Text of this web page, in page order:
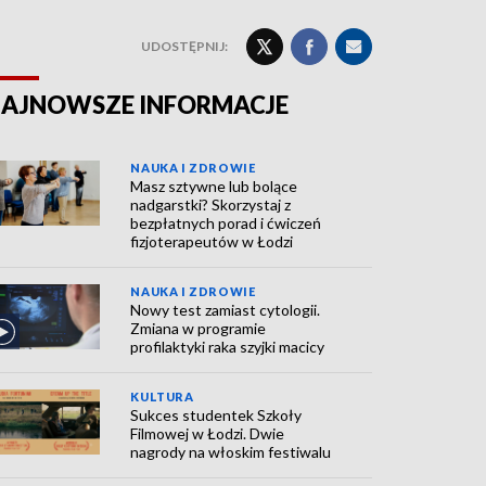
UDOSTĘPNIJ:
INFORMACJE
NAUKA I ZDROWIE
Masz sztywne lub bolące
nadgarstki? Skorzystaj z
bezpłatnych porad i ćwiczeń
fizjoterapeutów w Łodzi
NAUKA I ZDROWIE
Nowy test zamiast cytologii.
Zmiana w programie
profilaktyki raka szyjki macicy
KULTURA
Sukces studentek Szkoły
Filmowej w Łodzi. Dwie
nagrody na włoskim festiwalu